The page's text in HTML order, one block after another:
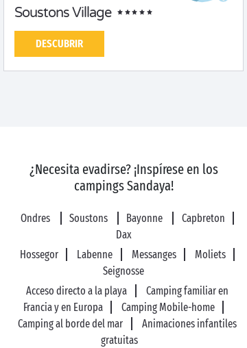
Soustons Village
DESCUBRIR
¿Necesita evadirse? ¡Inspírese en los
campings Sandaya!
Ondres Soustons Bayonne
Capbreton
Dax
Hossegor
Labenne Messanges
Moliets
Seignosse
Acceso directo a la playa
Camping familiar en
Francia y en Europa
Camping Mobile-home
Camping al borde del mar
Animaciones infantiles
gratuitas